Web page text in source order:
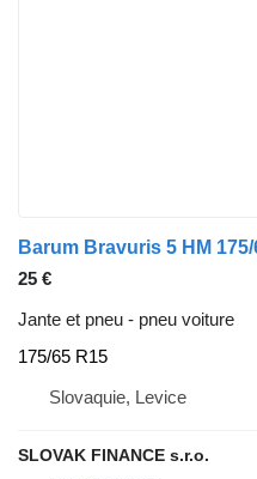
25 €
Jante et pneu - pneu voiture
175/65 R15
Slovaquie, Levice
SLOVAK FINANCE s.r.o.